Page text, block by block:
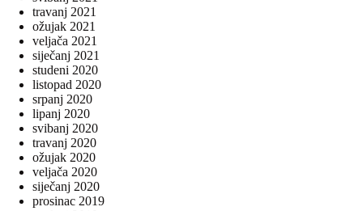
travanj 2021
ožujak 2021
veljača 2021
siječanj 2021
studeni 2020
listopad 2020
srpanj 2020
lipanj 2020
svibanj 2020
travanj 2020
ožujak 2020
veljača 2020
siječanj 2020
prosinac 2019